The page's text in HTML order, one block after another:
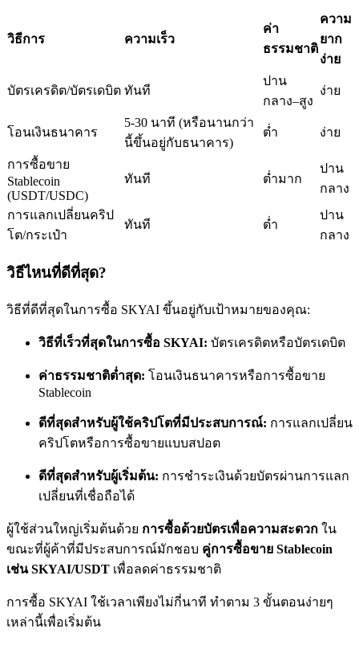
เป็นเทรดเดอร์คัดลอก
เพลิดเพลินกับการแบ่งปันผลกำไรและค่าคอมมิชชั่นการคัด
ลอกการซื้อขาย
ข้อมูล
การวิเคราะห์ข้อมูลขนาดใหญ่ รวมถึงข้อมูลการค้า ฯลฯ
แนะนำ
วิธีการ ความเร็ว
ค่า
ธรรมชาติ
ความ
ยาก
ง่าย
บัตรเครดิต/บัตรเดบิต ทันที
ปาน
กลาง–สูง
ง่าย
โอนเงินธนาคาร
5-30 นาที (หรือนานกว่า
นี้ขึ้นอยู่กับธนาคาร)
ต่ำ ง่าย
การซื้อขาย
Stablecoin
(USDT/USDC)
ทันที ต่ำมาก
ปาน
กลาง
การแลกเปลี่ยนคริป
โต/กระเป๋า
ทันที ต่ำ
ปาน
กลาง
วิธีไหนที่ดีที่สุด?
วิธีที่ดีที่สุดในการซื้อ SKYAI ขึ้นอยู่กับเป้าหมายของคุณ:
วิธีที่เร็วที่สุดในการซื้อ SKYAI: บัตรเครดิตหรือบัตรเดบิต
ค่าธรรมชาติต่ำสุด: โอนเงินธนาคารหรือการซื้อขาย
Stablecoin
ดีที่สุดสำหรับผู้ใช้คริปโตที่มีประสบการณ์: การแลกเปลี่ยน
คริปโตหรือการซื้อขายแบบสปอต
ดีที่สุดสำหรับผู้เริ่มต้น: การชำระเงินด้วยบัตรผ่านการแลก
เปลี่ยนที่เชื่อถือได้
ผู้ใช้ส่วนใหญ่เริ่มต้นด้วย การซื้อด้วยบัตรเพื่อความสะดวก ใน
ขณะที่ผู้ค้าที่มีประสบการณ์มักชอบ คู่การซื้อขาย Stablecoin
เช่น SKYAI/USDT เพื่อลดค่าธรรมชาติ
การซื้อ SKYAI ใช้เวลาเพียงไม่กี่นาที ทำตาม 3 ขั้นตอนง่ายๆ
เหล่านี้เพื่อเริ่มต้น